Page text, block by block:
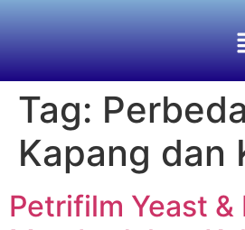
Tag:
Kapang dan
Petrifilm Yeast &